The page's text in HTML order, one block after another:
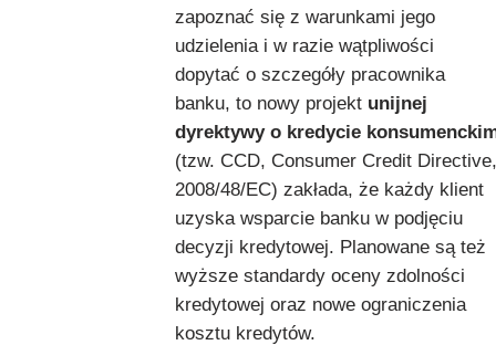
zapoznać się z warunkami jego
udzielenia i w razie wątpliwości
dopytać o szczegóły pracownika
banku, to nowy projekt unijnej
dyrektywy o kredycie
(tzw. CCD, Consumer Credit Directive,
2008/48/EC) zakłada, że każdy klient
uzyska wsparcie banku w podjęciu
decyzji kredytowej. Planowane są też
wyższe standardy oceny zdolności
kredytowej oraz nowe ograniczenia
kosztu kredytów.